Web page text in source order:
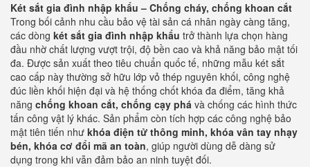
Két sắt gia đình nhập khẩu – Chống cháy, chống khoan cắt
Trong bối cảnh nhu cầu bảo vệ tài sản cá nhân ngày càng tăng,
các dòng két sắt gia đình nhập khẩu trở thành lựa chọn hàng
đầu nhờ chất lượng vượt trội, độ bền cao và khả năng bảo mật tối
đa. Được sản xuất theo tiêu chuẩn quốc tế, những mẫu két sắt
cao cấp này thường sở hữu lớp vỏ thép nguyên khối, công nghệ
đúc liền khối hiện đại và hệ thống chốt khóa đa điểm, tăng khả
năng chống khoan cắt, chống cạy phá và chống các hình thức
tấn công vật lý khác. Sản phẩm còn tích hợp các công nghệ bảo
mật tiên tiến như khóa điện tử thông minh, khóa vân tay nhạy
bén, khóa cơ đổi mã an toàn, giúp người dùng dễ dàng sử
dụng trong khi vẫn đảm bảo an ninh tuyệt đối.